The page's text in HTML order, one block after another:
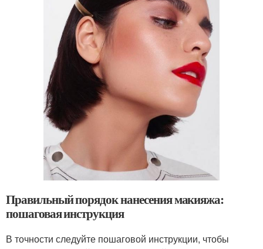
Правильный порядок нанесения макияжа:
пошаговая инструкция
В точности следуйте пошаговой инструкции, чтобы